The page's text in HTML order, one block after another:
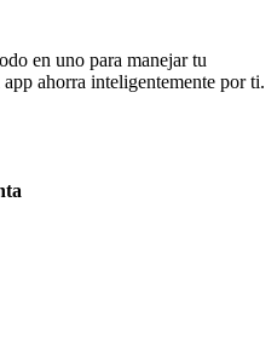
en uno para manejar tu
ahorra inteligentemente por ti.